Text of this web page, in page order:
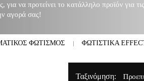
να προτείνει το κατάλληλο προϊόν για
αγορά σας!
ΦΩΤΙΣΜΟΣ ΦΩΤΙΣΤΙΚΆ
Ταξινόμηση: